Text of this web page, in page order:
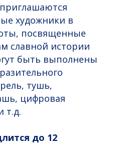
художники в
посвященные
славной истории
быть выполнены
тушь,
цифровая
т.д.
до 12